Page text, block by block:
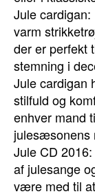
Jule
varm
der er perfekt
stemning i
Jule cardigan
stilfuld og
enhver mand
julesæsonens
Jule CD
af julesange
være med til